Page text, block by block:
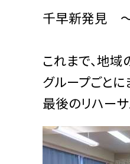
千早新発見 〜
これまで、地
グループごとに
最後のリハーサ